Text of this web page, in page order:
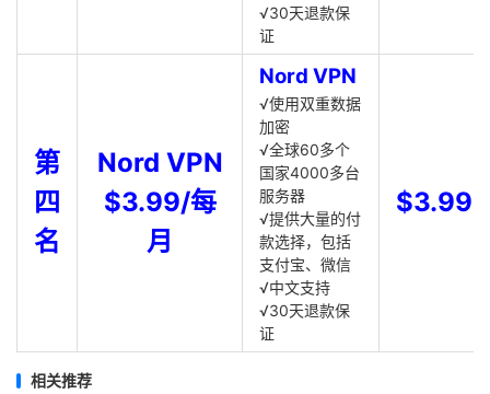
√30天退款保
证
第
四
名
Nord VPN
$3.99/每
月
Nord VPN
√使用双重数据
加密
√全球60多个
国家4000多台
服务器
√提供大量的付
款选择，包括
支付宝、微信
√中文支持
√30天退款保
证
$3.99
相关推荐